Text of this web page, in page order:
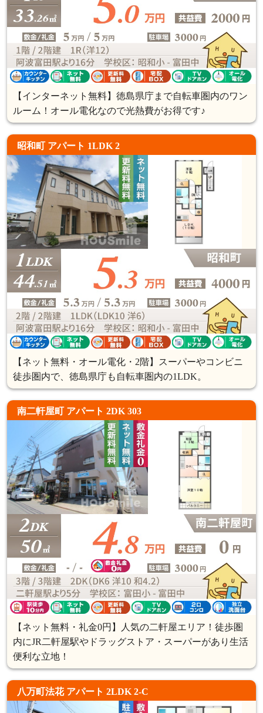
【インターネット無料】徳島県庁まで自転車圏内のワン
ルーム！オール電化なので光熱費がお得です♪
昭和町 アパート 1LDK 2
【ネット無料・オール電化・2階】スーパーやコンビニ
徒歩圏内で、徳島県庁も自転車圏内の1LDK。
南二軒屋町 アパート 2DK 303
【ネット無料・礼金0円】人気の二軒屋エリア！徒歩圏
内にJR二軒屋駅やドラッグストア・スーパーがあり生活
便利な立地！
八万町法花 アパート 2LDK 2-C